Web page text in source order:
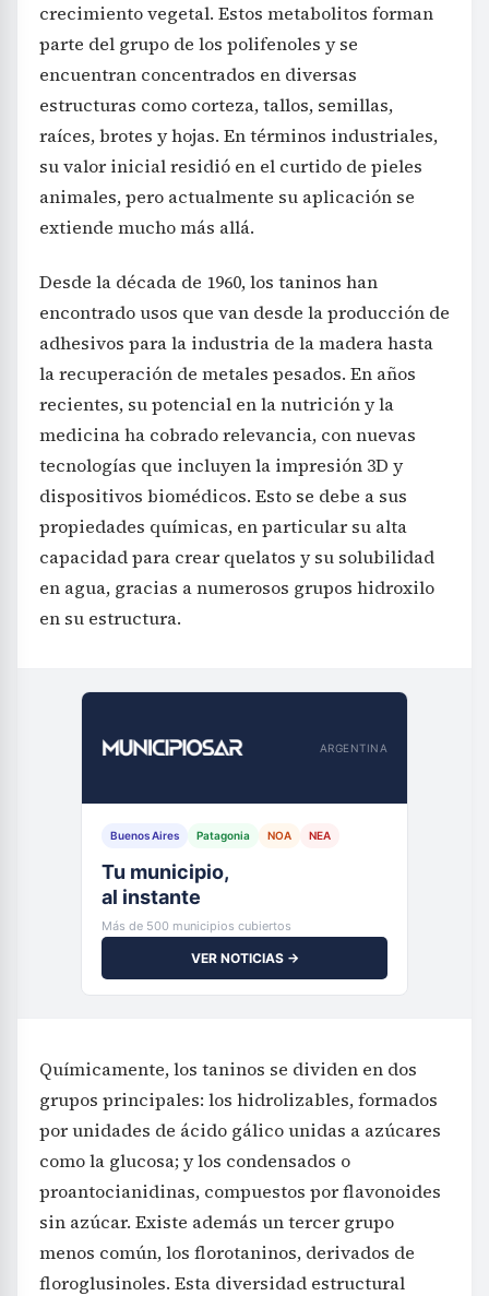
crecimiento vegetal. Estos metabolitos forman
parte del grupo de los polifenoles y se
encuentran concentrados en diversas
estructuras como corteza, tallos, semillas,
raíces, brotes y hojas. En términos industriales,
su valor inicial residió en el curtido de pieles
animales, pero actualmente su aplicación se
extiende mucho más allá.
Desde la década de 1960, los taninos han
encontrado usos que van desde la producción de
adhesivos para la industria de la madera hasta
la recuperación de metales pesados. En años
recientes, su potencial en la nutrición y la
medicina ha cobrado relevancia, con nuevas
tecnologías que incluyen la impresión 3D y
dispositivos biomédicos. Esto se debe a sus
propiedades químicas, en particular su alta
capacidad para crear quelatos y su solubilidad
en agua, gracias a numerosos grupos hidroxilo
en su estructura.
ARGENTINA
Buenos Aires Patagonia NOA NEA
Tu municipio,
al instante
Más de 500 municipios cubiertos
VER NOTICIAS →
Químicamente, los taninos se dividen en dos
grupos principales: los hidrolizables, formados
por unidades de ácido gálico unidas a azúcares
como la glucosa; y los condensados o
proantocianidinas, compuestos por flavonoides
sin azúcar. Existe además un tercer grupo
menos común, los florotaninos, derivados de
floroglusinoles. Esta diversidad estructural